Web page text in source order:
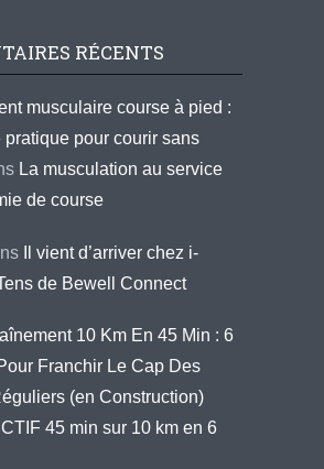
RÉCENTS
musculaire course à pied :
pratique pour courir sans
La musculation au service
de course
Il vient d’arriver chez i-
de Bewell Connect
10 Km En 45 Min : 6
Franchir Le Cap Des
(en Construction)
45 min sur 10 km en 6